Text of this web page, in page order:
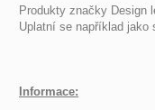
Produkty značky Design
Uplatní se například jako
Informace: